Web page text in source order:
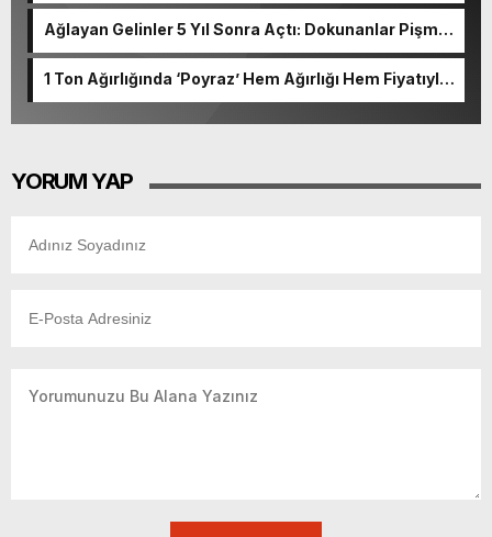
Ağlayan Gelinler 5 Yıl Sonra Açtı: Dokunanlar Pişman
1 Ton Ağırlığında ‘Poyraz’ Hem Ağırlığı Hem Fiyatıyla
YORUM YAP